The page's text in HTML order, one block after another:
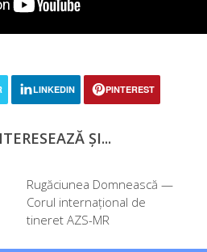
LINKEDIN PINTEREST
ȘI...
Rugăciunea Domnească —
Corul internațional de
tineret AZS-MR